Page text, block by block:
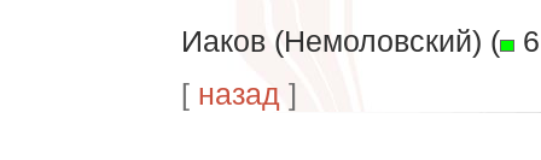
Иаков (Немоловский) ( 6
[ назад ]